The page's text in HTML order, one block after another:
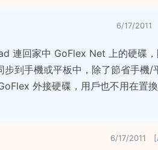
6/17/2011
連回家中 GoFlex Net 上的硬碟，
到手機或平板中，除了節省手機/
外接硬碟，用戶也不用在置
6/17/2011